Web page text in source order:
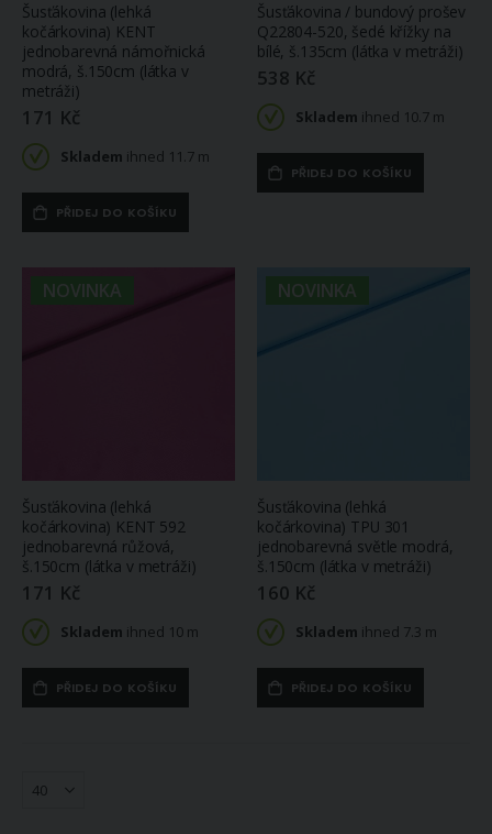
Šusťákovina (lehká
kočárkovina) KENT
jednobarevná námořnická
modrá, š.150cm (látka v
metráži)
171 Kč
Skladem ihned 11.7 m
PŘIDEJ DO KOŠÍKU
Šusťákovina / bundový prošev
Q22804-520, šedé křížky na
bílé, š.135cm (látka v metráži)
538 Kč
Skladem ihned 10.7 m
PŘIDEJ DO KOŠÍKU
NOVINKA
Šusťákovina (lehká
kočárkovina) KENT 592
jednobarevná růžová,
š.150cm (látka v metráži)
171 Kč
Skladem ihned 10 m
PŘIDEJ DO KOŠÍKU
NOVINKA
Šusťákovina (lehká
kočárkovina) TPU 301
jednobarevná světle modrá,
š.150cm (látka v metráži)
160 Kč
Skladem ihned 7.3 m
PŘIDEJ DO KOŠÍKU